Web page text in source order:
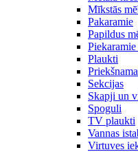
Mīkstās
Pakaramie
Papildus
Plaukti
Sekcijas
Skapji un
Spoguli
TV plaukti
Vannas
Virtuves